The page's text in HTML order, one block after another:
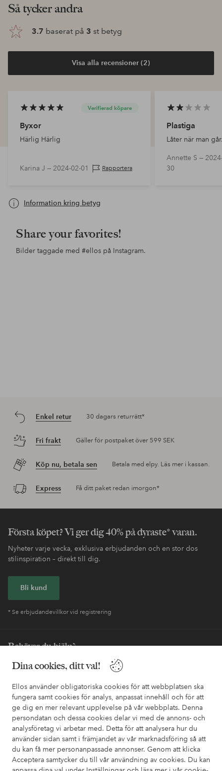
Dina cookies, ditt val!
Ellos använder obligatoriska cookies för att webbplatsen ska
fungera samt cookies för analys, anpassat innehåll och för att
ge dig en mer relevant upplevelse på vår webbplats. Denna
persondatan och dessa cookies delar vi med de annons- och
analysföretag vi arbetar med. Detta för att analysera hur du
använder sidan samt i främjandet av vår marknadsföring så att
du kan få mer personanpassade annonser. Genom att klicka
Acceptera samtycker du till vår användning av cookies. Du kan
Så tycker andra
3.7 baserat på 3 st betyg
Visa alla recensioner (2)
Verifierad köpare
Byxor
Härlig Härlig
Karina J — 2024-02-01 Rapportera
Plastiga
Låter när man
Annette S —
30
Information kring betyg
Share your favorites!
Bilder taggade med #ellos på Instagram.
Enkel retur 30 dagars returrätt*
Fri frakt Gäller för postpaket över 599 SEK
Köp nu, betala sen Betala med elpy. Läs mer i kassan.
Express Få ditt paket redan imorgon*
Första köpet? Vi ger dig 40% på dyraste* varan.
Nyheter varje vecka, exklusiva erbjudanden och en stor dos
stilinspiration – direkt till dig.
Bli kund
* Se erbjudandevillkor vid registrering
Behöver du hjälp?
I vår FAQ hittar du svaren på de vanligaste frågorna. Här finns
också information om hur du enklast kontaktar oss.
Kundservice Beställning Betalsätt
Mina sidor